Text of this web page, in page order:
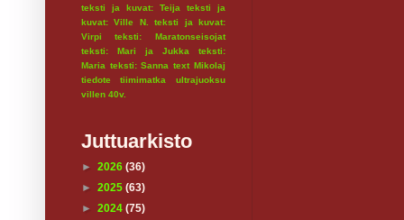
teksti ja kuvat: Teija
teksti ja
kuvat: Ville N.
teksti ja kuvat:
Virpi
teksti: Maratonseisojat
teksti: Mari ja Jukka
teksti:
Maria teksti: Sanna text Mikolaj
tiedote
tiimimatka
ultrajuoksu
villen 40v.
Juttuarkisto
► 2026 (36)
► 2025 (63)
► 2024 (75)